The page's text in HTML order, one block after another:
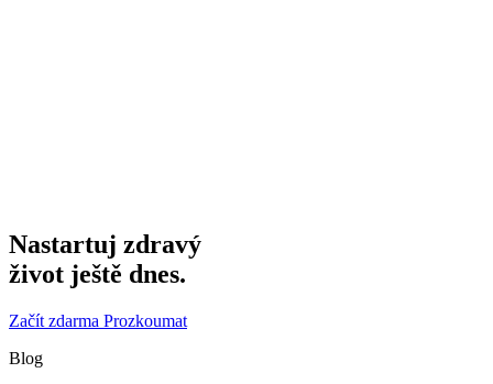
Nastartuj zdravý
život ještě dnes.
Začít zdarma Prozkoumat
Blog